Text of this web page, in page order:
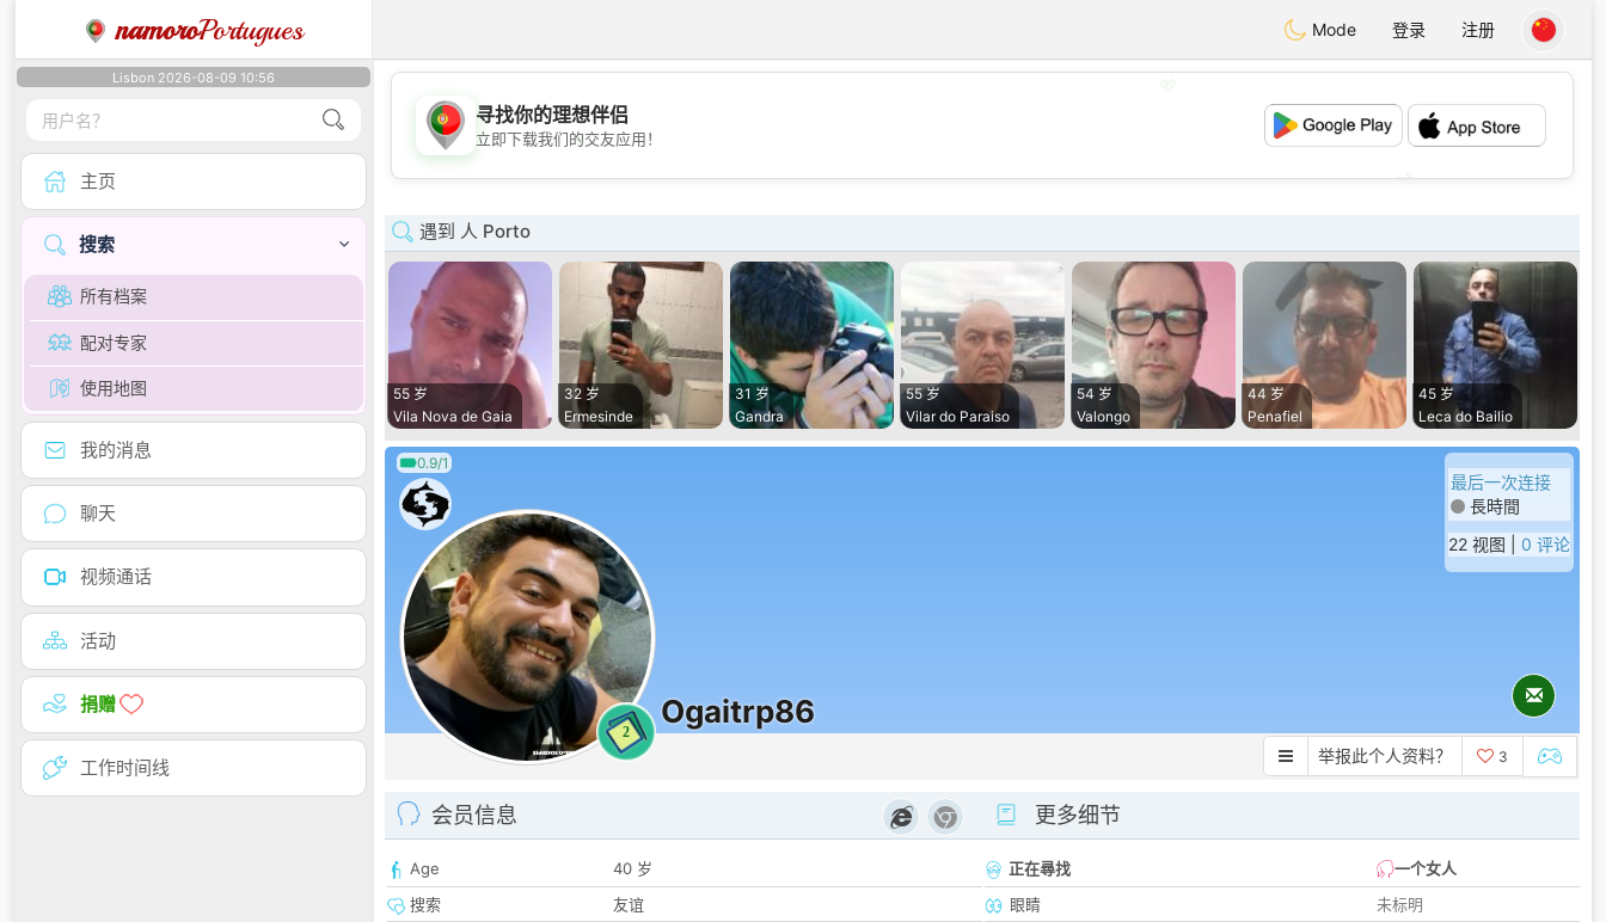
namoroPortugues Mode 登录 注册
Lisbon 2026-08-09 10:56
主页
搜索
所有档案
配对专家
使用地图
我的消息
聊天
视频通话
活动
捐赠
工作时间线
💖
💕
寻找你的理想伴侣
立即下载我们的交友应用！
遇到 人 Porto
55 岁
Vila Nova de Gaia
32 岁
Ermesinde
31 岁
Gandra
55 岁
Vilar do Paraiso
54 岁
Valongo
44 岁
Penafiel
45 岁
Leca do Bailio
0.9/1
2
Ogaitrp86
最后一次连接
長時間
22 视图 | 0 评论
举报此个人资料？ 3
会员信息
Age
40 岁
搜索
友谊
更多细节
正在尋找
一个女人
眼睛
未标明